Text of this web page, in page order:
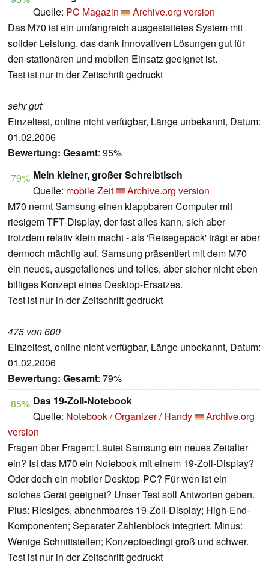
Quelle: PC Magazin
Archive.org version
Das M70 ist ein umfangreich ausgestattetes System mit
solider Leistung, das dank innovativen Lösungen gut für
den stationären und mobilen Einsatz geeignet ist.
Test ist nur in der Zeitschrift gedruckt
sehr gut
Einzeltest, online nicht verfügbar, Länge unbekannt, Datum:
01.02.2006
Bewertung: Gesamt: 95%
79% Mein kleiner, großer Schreibtisch
Quelle: mobile Zeit
Archive.org version
M70 nennt Samsung einen klappbaren Computer mit
riesigem TFT-Display, der fast alles kann, sich aber
trotzdem relativ klein macht - als 'Reisegepäck' trägt er aber
dennoch mächtig auf. Samsung präsentiert mit dem M70
ein neues, ausgefallenes und tolles, aber sicher nicht eben
billiges Konzept eines Desktop-Ersatzes.
Test ist nur in der Zeitschrift gedruckt
475 von 600
Einzeltest, online nicht verfügbar, Länge unbekannt, Datum:
01.02.2006
Bewertung: Gesamt: 79%
85% Das 19-Zoll-Notebook
Quelle: Notebook / Organizer / Handy
Archive.org
version
Fragen über Fragen: Läutet Samsung ein neues Zeitalter
ein? Ist das M70 ein Notebook mit einem 19-Zoll-Display?
Oder doch ein mobiler Desktop-PC? Für wen ist ein
solches Gerät geeignet? Unser Test soll Antworten geben.
Plus: Riesiges, abnehmbares 19-Zoll-Display; High-End-
Komponenten; Separater Zahlenblock integriert. Minus:
Wenige Schnittstellen; Konzeptbedingt groß und schwer.
Test ist nur in der Zeitschrift gedruckt